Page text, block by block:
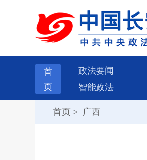
首
页
政法要闻
智能政法
首页 > 广西